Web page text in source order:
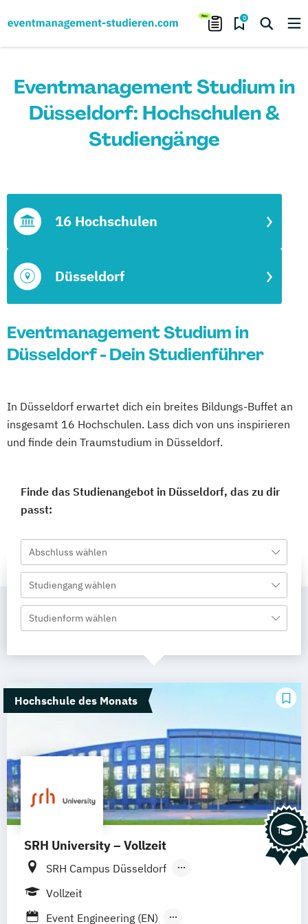
0
Eventmanagement Studium in
Düsseldorf: Hochschulen &
Studiengänge
Düsseldorf
16 Hochschulen
Eventmanagement Studium in
Düsseldorf - Dein Studienführer
In Düsseldorf erwartet dich ein breites Bildungs-Buffet an
insgesamt 16 Hochschulen. Lass dich von uns inspirieren
und finde dein Traumstudium in Düsseldorf.
Finde das Studienangebot in Düsseldorf, das zu dir
passt:
Abschluss wählen
Studiengang wählen
Studienform wählen
Hochschule des Monats
SRH University – Vollzeit
SRH Campus Düsseldorf
SRH Campus Heidelberg
Vollzeit
Event Engineering (EN)